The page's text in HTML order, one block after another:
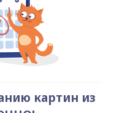
картин из